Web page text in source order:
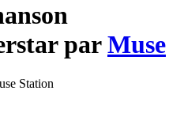
parMuse
Station